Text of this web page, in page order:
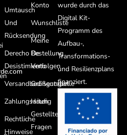
Umtausch
Und
Rücksendung
Derecho De
Desistimiento
Versandbedingungen
Zahlungsarten
Rechtliche
Hinweise
Konto
Wunschliste
Meine
Bestellung
Verfolgen
Größentabelle
Häufig
Gestellte
Fragen
wurde durch das
Digital Kit-
Programm des
Aufbau-,
Transformations-
und Resilienzplans
finanziert.